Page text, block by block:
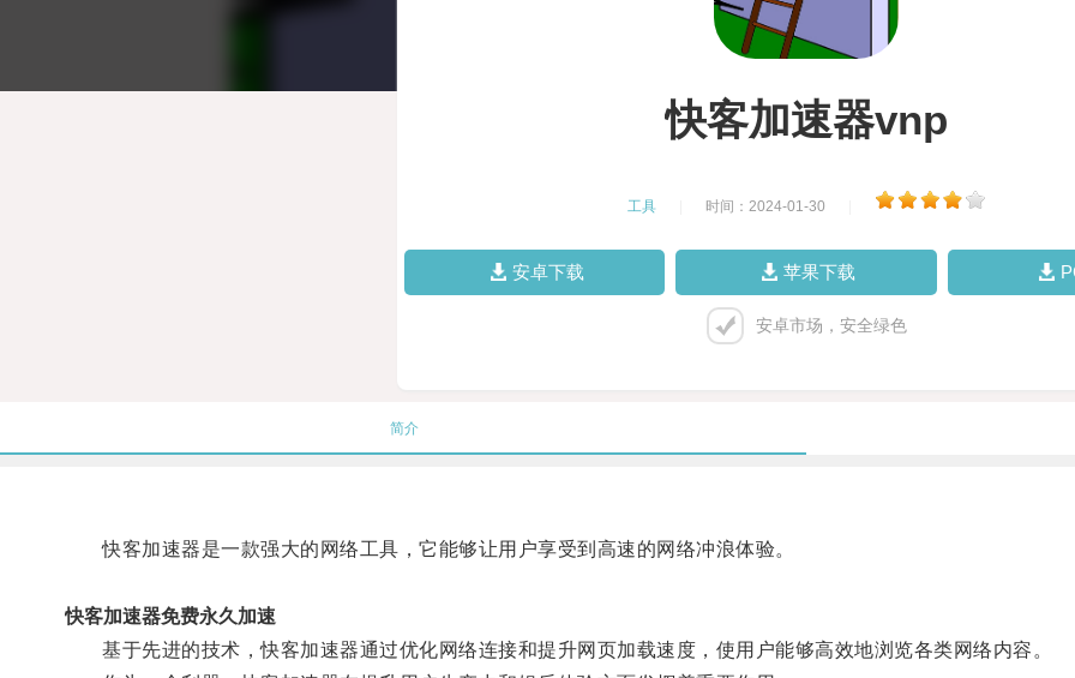
快客加速器vnp
工具 时间：2024-01-30
安卓下载 苹果下载
安卓市场，安全绿色
简介
快客加速器是一款强大的网络工具，它能够让用户享受到高速的网络冲浪体验。
快客加速器免费永久加速
基于先进的技术，快客加速器通过优化网络连接和提升网页加载速度，使用户能够高效地浏览各类网络内容。